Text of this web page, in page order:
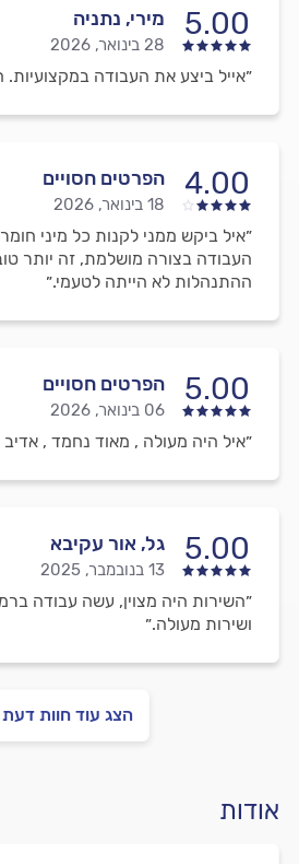
5.00 מירי, נתניה
28 בינואר, 2026
״אייל ביצע את העבודה במקצועיות.
4.00 הפרטים חסויים
18 בינואר, 2026
״איל ביקש ממני לקנות כל מיני
העבודה בצורה מושלמת, זה יותר
ההתנהלות לא הייתה לטעמי.״
5.00 הפרטים חסויים
06 בינואר, 2026
״איל היה מעולה , מאוד נחמד , אדיב
5.00 גל, אור עקיבא
13 בנובמבר, 2025
״השירות היה מצוין, עשה עבודה
ושירות מעולה.״
הצג עוד חוות דעת
אודות